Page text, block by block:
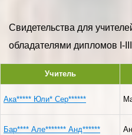
Свидетельства для
обладателями дипломов I-
Учитель
Ака***** Юли* Сер******
Бар**** Але******* Анд******